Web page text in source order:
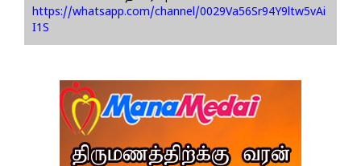
https://whatsapp.com/channel/0029Va56Sr94Y9ltw5vAi
I1S